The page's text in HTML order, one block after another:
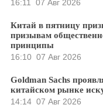
16:11
07 Авг 2026
Китай в пятницу
призывам
принципы
16:10 07 Авг 2026
Goldman Sachs
китайском рынке
14:14 07 Авг 2026